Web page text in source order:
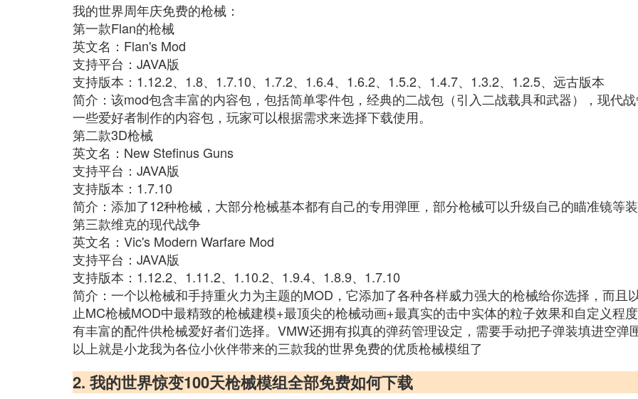
我的世界周年庆免费的枪械：
第一款Flan的枪械
英文名：Flan's Mod
支持平台：JAVA版
支持版本：1.12.2、1.8、1.7.10、1.7.2、1.6.4、1.6.2、1.5.2、1.4.7、1.3.2、1.2.5、远古版本
简介：该mod包含丰富的内容包，包括简单零件包，经典的二战包（引入二战载具和武器），现代
一些爱好者制作的内容包，玩家可以根据需求来选择下载使用。
第二款3D枪械
英文名：New Stefinus Guns
支持平台：JAVA版
支持版本：1.7.10
简介：添加了12种枪械，大部分枪械基本都有自己的专用弹匣，部分枪械可以升级自己的瞄准镜等
第三款维克的现代战争
英文名：Vic's Modern Warfare Mod
支持平台：JAVA版
支持版本：1.12.2、1.11.2、1.10.2、1.9.4、1.8.9、1.7.10
简介：一个以枪械和手持重火力为主题的MOD，它添加了各种各样威力强大的枪械给你选择，而且
止MC枪械MOD中最精致的枪械建模+最顶尖的枪械动画+最真实的击中实体的粒子效果和自定义程
有丰富的配件供枪械爱好者们选择。VMW还拥有拟真的弹药管理设定，需要手动把子弹装填进空弹
以上就是小龙我为各位小伙伴带来的三款我的世界免费的优质枪械模组了
2. 我的世界惊变100天枪械模组全部免费如何下载